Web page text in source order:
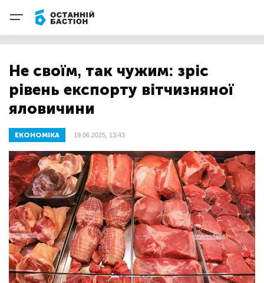
Не своїм, так чужим: зріс
рівень експорту вітчизняної
яловичини
ЕКОНОМІКА 19.06.2025, 13:43